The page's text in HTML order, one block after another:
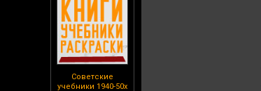
Советские
учебники 1940-50х